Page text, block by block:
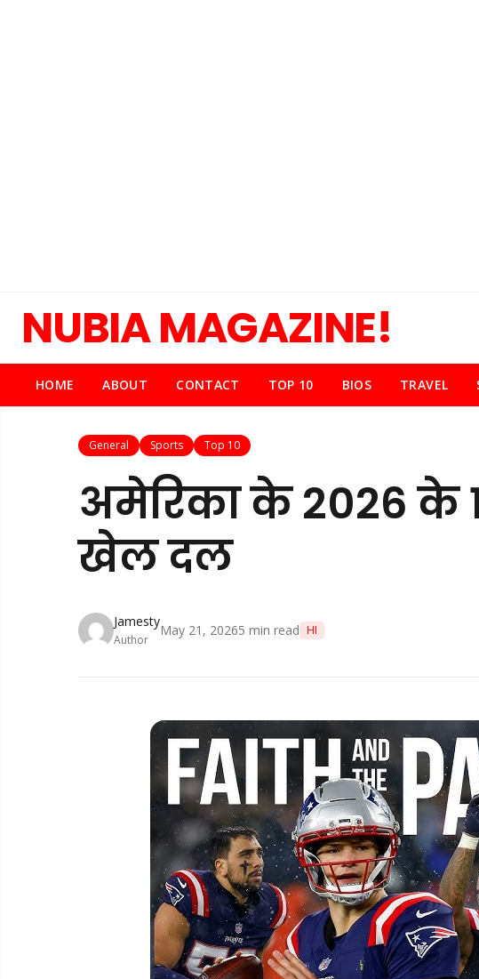
NUBIA MAGAZINE!
HOME ABOUT CONTACT TOP 10 BIOS TRAVEL
General Sports Top 10
अमेरिका के 2026 के
खेल दल
Jamesty
Author
May 21, 20265 min read HI